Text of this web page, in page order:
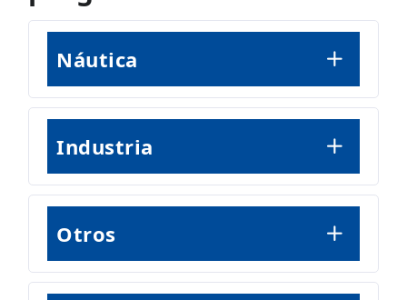
Náutica
Industria
Otros